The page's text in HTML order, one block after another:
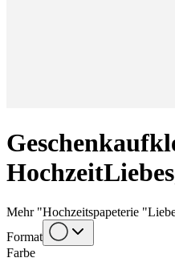
Hochzeit
Mehr"Hochzeitspapeterie
Format
Farbe